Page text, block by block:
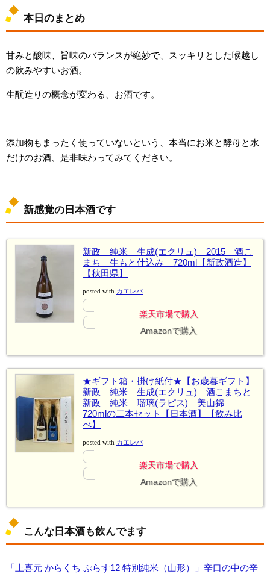
本日のまとめ
甘みと酸味、旨味のバランスが絶妙で、スッキリとした喉越し
の飲みやすいお酒。
生酛造りの概念が変わる、お酒です。
添加物もまったく使っていないという、本当にお米と酵母と水
だけのお酒、是非味わってみてください。
新感覚の日本酒です
新政 純米 生成(エクリュ) 2015 酒こ
まち 生もと仕込み 720ml【新政酒造】
【秋田県】
posted with カエレバ
楽天市場で購入
Amazonで購入
★ギフト箱・掛け紙付★【お歳暮ギフト】
新政 純米 生成(エクリュ) 酒こまちと
新政 純米 瑠璃(ラピス) 美山錦
720mlの二本セット【日本酒】【飲み比
べ】
posted with カエレバ
楽天市場で購入
Amazonで購入
こんな日本酒も飲んでます
「上喜元 からくち ぷらす12 特別純米（山形）」辛口の中の辛